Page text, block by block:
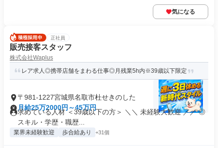
気になる
正社員
販売接客スタッフ
株式会社Waplus
レア求人◎携帯店舗をまわる仕事◎月残業5h内※39歳以下限定
〒981-1227宮城県名取市杜せきのした
月給25万2000円～45万円
求めている人材 ＜39歳以下の方＞ ＼＼ 未経験大歓迎 ／／ ◎
スキル・学歴・職歴...
業界未経験歓迎 歩合給あり +31個